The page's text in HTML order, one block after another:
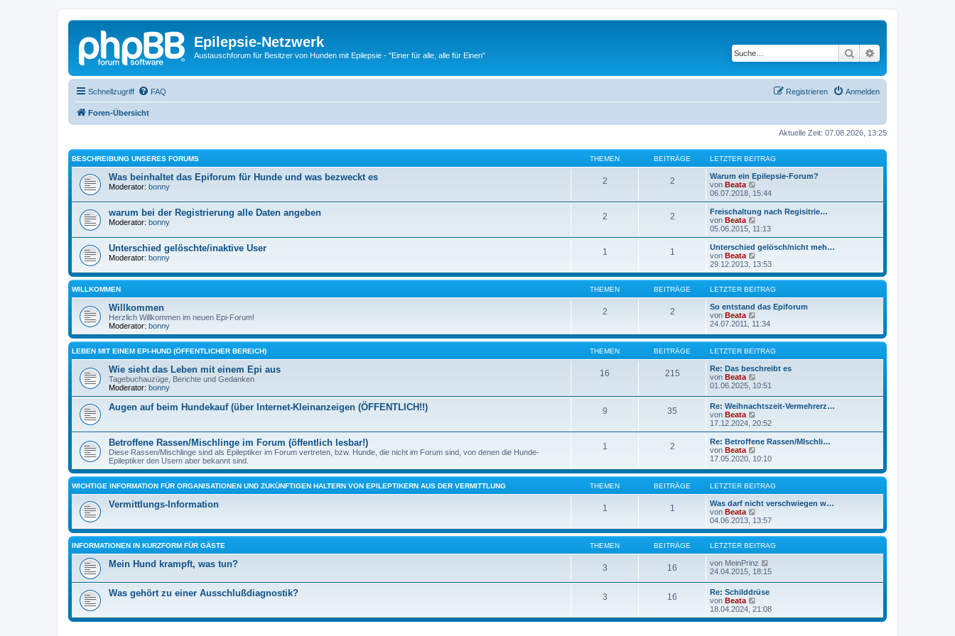
Epilepsie-Netzwerk
Austauschforum für Besitzer von Hunden mit Epilepsie - "Einer für alle, alle für Einen" Suche
Schnellzugriff FAQ Anmelden
Registrieren
Foren-Übersicht
Aktuelle Zeit: 07.08.2026, 13:25
BESCHREIBUNG UNSERES FORUMS THEMEN BEITRÄGE LETZTER BEITRAG
Was beinhaltet das Epiforum für Hunde und was bezweckt es
Moderator: bonny
2 2
Warum ein Epilepsie-Forum?
von Beata
e
u
e
s
t
B
e
i
t
r
a
g
06.07.2018, 15:44
warum bei der Registrierung alle Daten angeben
Moderator: bonny
2 2
Freischaltung nach Regisitrie…
von Beata
e
u
e
s
t
r
B
e
i
r
g
05.06.2015, 11:13
Unterschied gelöschte/inaktive User
Moderator: bonny
1 1
Unterschied gelösch/nicht meh…
von Beata
e
u
e
s
t
e
B
i
t
a
g
29.12.2013, 13:53
WILLKOMMEN THEMEN BEITRÄGE LETZTER BEITRAG
Willkommen
Herzlich Willkommen im neuen Epi-Forum!
Moderator: bonny
2 2
So entstand das Epiforum
von Beata
e
e
s
e
r
B
e
i
t
a
g
24.07.2011, 11:34
LEBEN MIT EINEM EPI-HUND (ÖFFENTLICHER BEREICH) THEMEN BEITRÄGE LETZTER BEITRAG
Wie sieht das Leben mit einem Epi aus
Tagebuchauzüge, Berichte und Gedanken
Moderator: bonny
16 215
Re: Das beschreibt es
von Beata
e
e
s
t
e
r
B
i
t
r
a
g
01.06.2025, 10:51
Augen auf beim Hundekauf (über Internet-Kleinanzeigen (ÖFFENTLICH!!) 9 35
Re: Weihnachtszeit-Vermehrerz…
von Beata
e
u
e
t
r
B
e
i
t
r
a
g
17.12.2024, 20:52
Betroffene Rassen/Mischlinge im Forum (öffentlich lesbar!)
Diese Rassen/Mischlinge sind als Epileptiker im Forum vertreten, bzw. Hunde, die nicht im Forum sind, von denen die Hunde-
Epileptiker den Usern aber bekannt sind.
1 2
Re: Betroffene Rassen/MIschli…
von Beata
e
e
s
e
r
B
e
i
t
a
g
17.05.2020, 10:10
WICHTIGE INFORMATION FÜR ORGANISATIONEN UND ZUKÜNFTIGEN HALTERN VON EPILEPTIKERN AUS DER VERMITTLUNG THEMEN BEITRÄGE LETZTER BEITRAG
Vermittlungs-Information 1 1
Was darf nicht verschwiegen w…
von Beata
e
u
e
s
t
e
r
e
i
t
r
a
04.06.2013, 13:57
INFORMATIONEN IN KURZFORM FÜR GÄSTE THEMEN BEITRÄGE LETZTER BEITRAG
Mein Hund krampft, was tun? 3 16 von MeinPrinz
e
s
t
e
r
24.04.2015, 18:15
Was gehört zu einer Ausschlußdiagnostik? 3 16
Re: Schilddrüse
von Beata
e
u
18.04.2024, 21:08